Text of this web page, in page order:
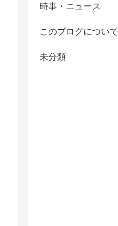
時事・ニュース
このブログについて
未分類